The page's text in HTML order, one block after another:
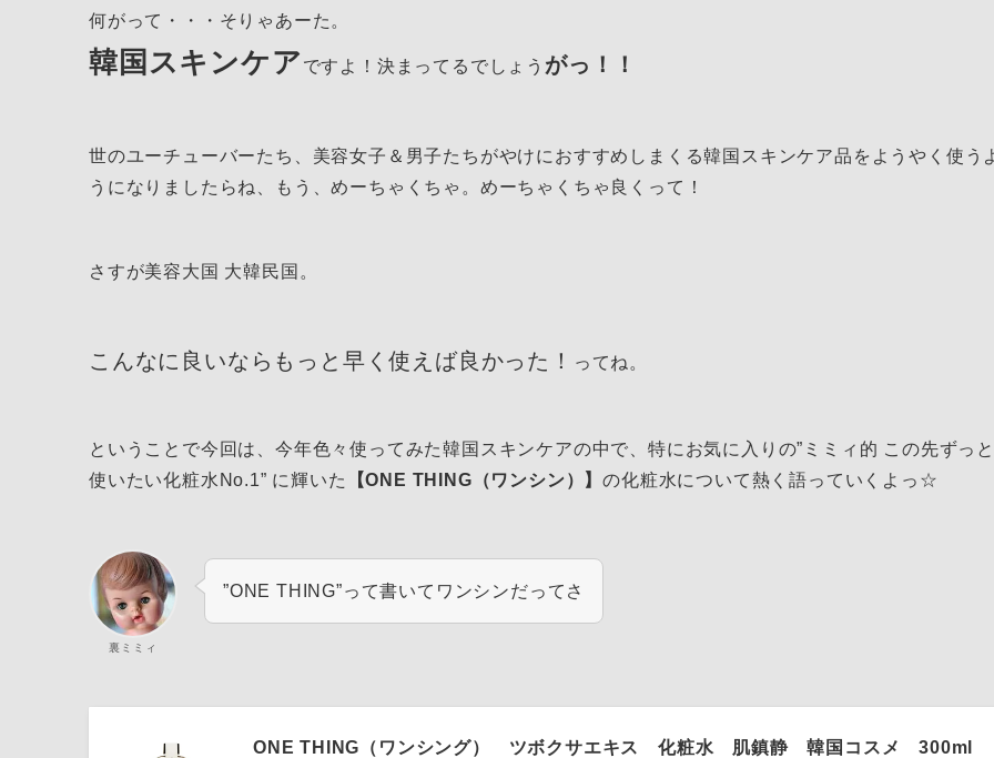
何がって・・・そりゃあーた。
韓国スキンケア ですよ！決まってるでしょう がっ！！
世のユーチューバーたち、美容女子＆男子たちがやけにおすすめしまくる韓国スキンケア品をようやく使う
うになりましたらね、もう、めーちゃくちゃ。めーちゃくちゃ良くって！
さすが美容大国 大韓民国。
こんなに良いならもっと早く使えば良かった！ ってね。
ということで今回は、今年色々使ってみた韓国スキンケアの中で、特にお気に入りの”ミミィ的 この先ずっと
使いたい化粧水No.1” に輝いた
【ONE THING（ワンシン）】の化粧水について熱く語っていくよっ☆
裏ミミィ
”ONE THING”って書いてワンシンだってさ
ONE THING（ワンシング） ツボクサエキス 化粧水 肌鎮静 韓国コスメ 300ml